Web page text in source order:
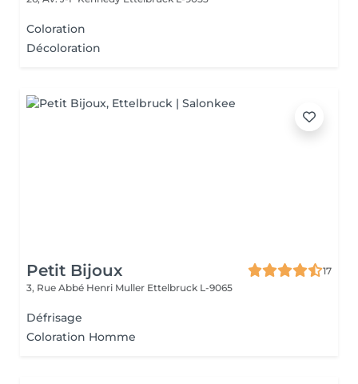
Coloration
Décoloration
Petit Bijoux
17
3, Rue Abbé Henri Muller Ettelbruck L-9065
Défrisage
Coloration Homme